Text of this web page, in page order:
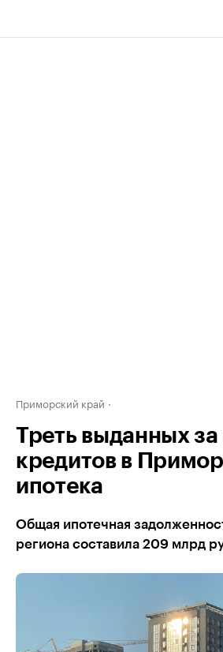
Приморский край
Треть выданных за
кредитов в
ипотека
Общая ипотечная
региона составила 209 млрд